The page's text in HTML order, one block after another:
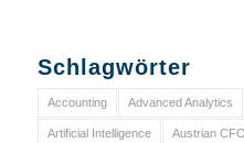
Schlagwörter
Accounting Advanced Analytics
Artificial Intelligence Austrian